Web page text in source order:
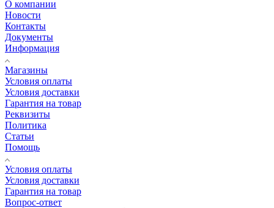
О компании
Новости
Контакты
Документы
Информация
Магазины
Условия оплаты
Условия доставки
Гарантия на товар
Реквизиты
Политика
Статьи
Помощь
Условия оплаты
Условия доставки
Гарантия на товар
Вопрос-ответ